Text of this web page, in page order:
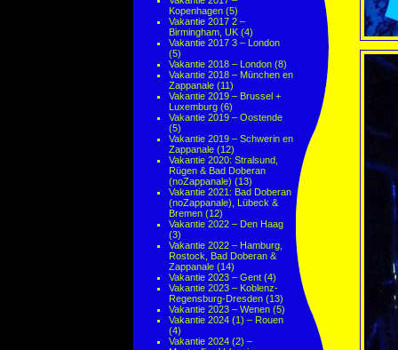
Kopenhagen (5)
Vakantie 2017 2 –
Birmingham, UK (4)
Vakantie 2017 3 – London
(5)
Vakantie 2018 – London (8)
Vakantie 2018 – München en
Zappanale (11)
Vakantie 2019 – Brussel +
Luxemburg (6)
Vakantie 2019 – Oostende
(5)
Vakantie 2019 – Schwerin en
Zappanale (12)
Vakantie 2020: Stralsund,
Rügen & Bad Doberan
(noZappanale) (13)
Vakantie 2021: Bad Doberan
(noZappanale), Lübeck &
Bremen (12)
Vakantie 2022 – Den Haag
(3)
Vakantie 2022 – Hamburg,
Rostock, Bad Doberan &
Zappanale (14)
Vakantie 2023 – Gent (4)
Vakantie 2023 – Koblenz-
Regensburg-Dresden (13)
Vakantie 2023 – Wenen (5)
Vakantie 2024 (1) – Rouen
(4)
Vakantie 2024 (2) –